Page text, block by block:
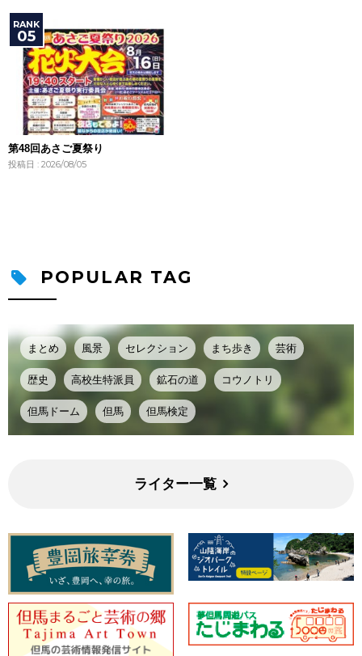
第48回あさご夏祭り
投稿日 : 2026/08/05
POPULAR TAG
まとめ 風景 セレクション まち歩き 芸術
歴史 高校生特派員 鉱石の道 コウノトリ
但馬ドーム 但馬 但馬検定
ライター一覧